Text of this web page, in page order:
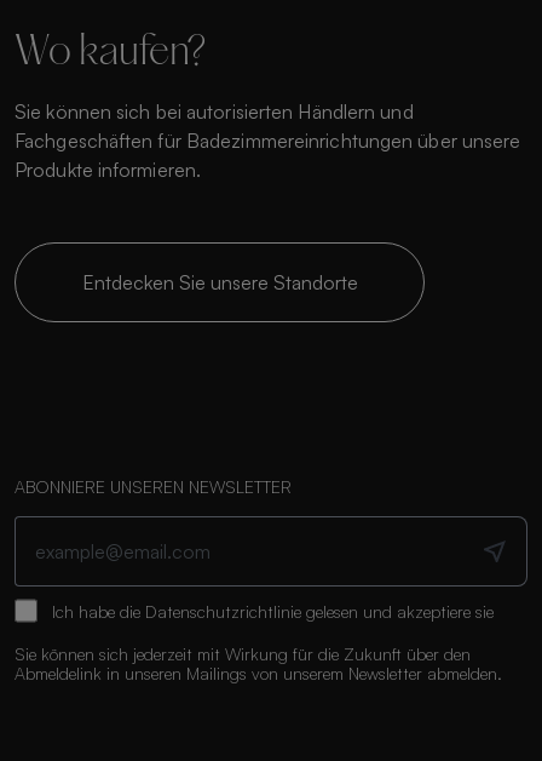
Wo kaufen?
Sie können sich bei autorisierten Händlern und
Fachgeschäften für Badezimmereinrichtungen über unsere
Produkte informieren.
Entdecken Sie unsere Standorte
ABONNIERE UNSEREN NEWSLETTER
Ich habe die Datenschutzrichtlinie gelesen und akzeptiere sie
Sie können sich jederzeit mit Wirkung für die Zukunft über den
Abmeldelink in unseren Mailings von unserem Newsletter abmelden.